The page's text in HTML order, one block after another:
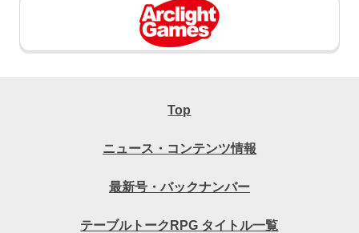
Top
ニュース・コンテンツ情報
最新号・バックナンバー
テーブルトークRPG タイトル一覧